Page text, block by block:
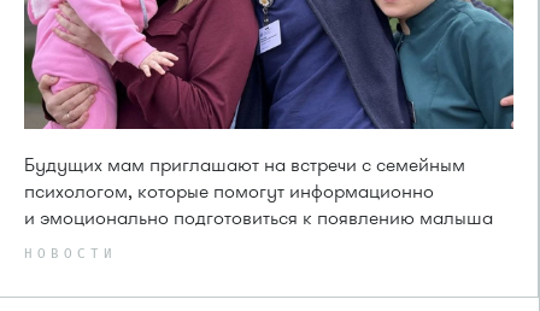
Будущих мам приглашают на встречи с семейным
психологом, которые помогут информационно
и эмоционально подготовиться к появлению малыша
НОВОСТИ